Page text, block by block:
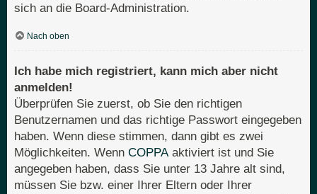
sich an die Board-Administration.
Nach oben
Ich habe mich registriert, kann mich aber nicht
anmelden!
Überprüfen Sie zuerst, ob Sie den richtigen
Benutzernamen und das richtige Passwort eingegeben
haben. Wenn diese stimmen, dann gibt es zwei
Möglichkeiten. Wenn COPPAaktiviert ist und Sie
angegeben haben, dass Sie unter 13 Jahre alt sind,
müssen Sie bzw. einer Ihrer Eltern oder Ihrer